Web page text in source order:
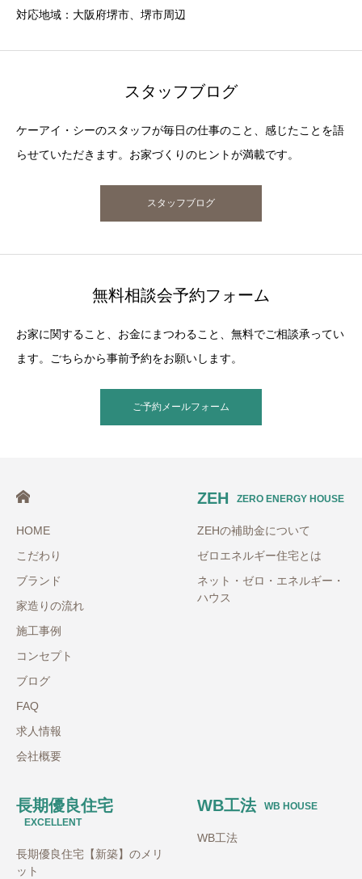
対応地域：大阪府堺市、堺市周辺
スタッフブログ
ケーアイ・シーのスタッフが毎日の仕事のこと、感じたことを語
らせていただきます。お家づくりのヒントが満載です。
スタッフブログ
無料相談会予約フォーム
お家に関すること、お金にまつわること、無料でご相談承ってい
ます。ごちらから事前予約をお願いします。
ご予約メールフォーム
HOME
こだわり
ブランド
家造りの流れ
施工事例
コンセプト
ブログ
FAQ
求人情報
会社概要
ZEH ZERO ENERGY HOUSE
ZEHの補助金について
ゼロエネルギー住宅とは
ネット・ゼロ・エネルギー・
ハウス
長期優良住宅
EXCELLENT
長期優良住宅【新築】のメリ
ット
WB工法 WB HOUSE
WB工法